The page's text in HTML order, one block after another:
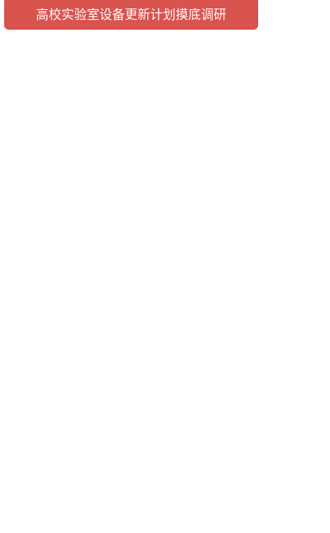
高校实验室设备更新计划摸底调研